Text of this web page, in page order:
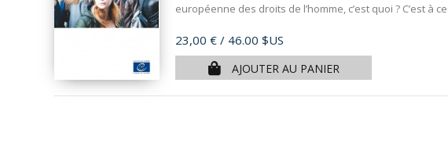
européenne des droits de l’homme, c’est quoi ? C’est à
Prix
23,00 € / 46.00 $US
AJOUTER AU PANIER